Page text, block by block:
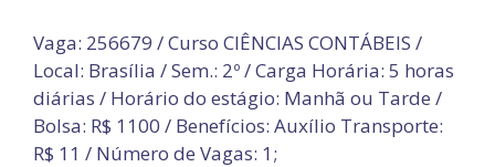
Vaga: 256679 / Curso CIÊNCIAS CONTÁBEIS /
Local: Brasília / Sem.: 2º / Carga Horária: 5 horas
diárias / Horário do estágio: Manhã ou Tarde /
Bolsa: R$ 1100 / Benefícios: Auxílio Transporte:
R$ 11 / Número de Vagas: 1;